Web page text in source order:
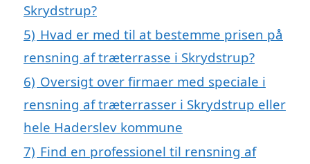
Skrydstrup?
5) Hvad er med til at bestemme prisen på
rensning af træterrasse i Skrydstrup?
6) Oversigt over firmaer med speciale i
rensning af træterrasser i Skrydstrup eller
hele Haderslev kommune
7) Find en professionel til rensning af